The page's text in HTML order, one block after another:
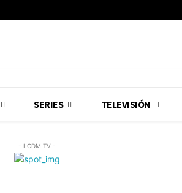
SERIES TELEVISIÓN
- LCDM TV -